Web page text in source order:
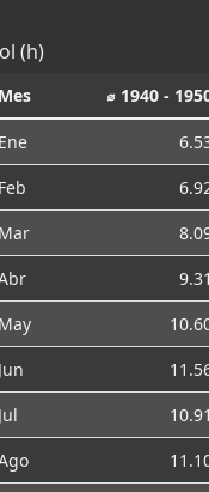
(h)
Mes ⌀ 1940 -
Ene
Feb
Mar
9.31
May
Jun
Jul
10.91